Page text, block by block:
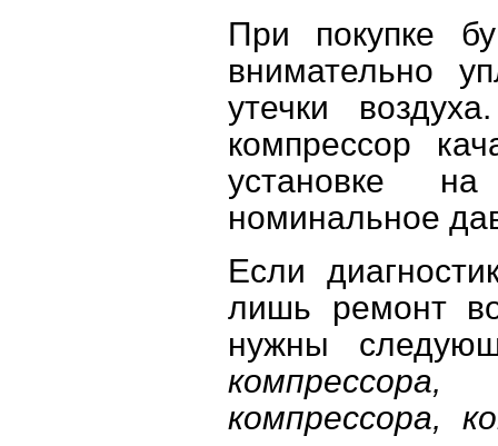
При покупке
внимательно
утечки
компрессор
установке
номинальное
Если
лишь ремонт
нужны
компрессора,